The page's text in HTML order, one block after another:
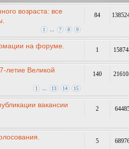
возраста: все
1 7 8 9
84
на форуме. 1
летие Великой
1 13 14 15
140
вакансии
2
5